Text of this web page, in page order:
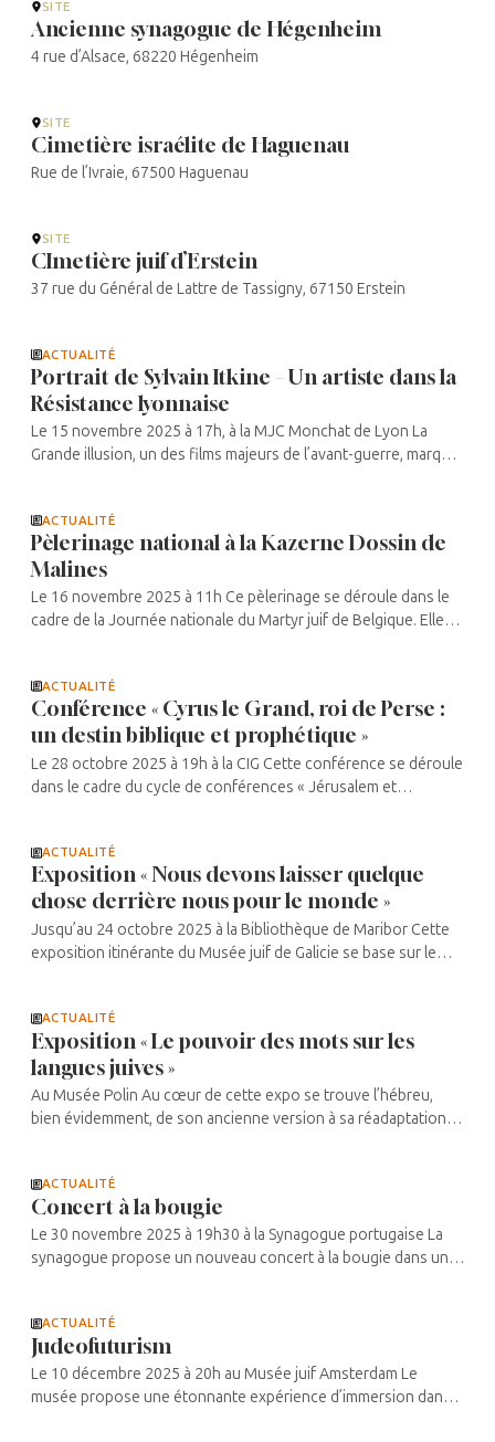
SITE
Ancienne synagogue de Hégenheim
4 rue d’Alsace, 68220 Hégenheim
SITE
Cimetière israélite de Haguenau
Rue de l’Ivraie, 67500 Haguenau
SITE
CImetière juif d’Erstein
37 rue du Général de Lattre de Tassigny, 67150 Erstein
ACTUALITÉ
Portrait de Sylvain Itkine – Un artiste dans la
Résistance lyonnaise
Le 15 novembre 2025 à 17h, à la MJC Monchat de Lyon La
Grande illusion, un des films majeurs de l’avant-guerre, marqua
ACTUALITÉ
Pèlerinage national à la Kazerne Dossin de
Malines
Le 16 novembre 2025 à 11h Ce pèlerinage se déroule dans le
cadre de la Journée nationale du Martyr juif de Belgique. Elle
ACTUALITÉ
Conférence « Cyrus le Grand, roi de Perse :
un destin biblique et prophétique »
Le 28 octobre 2025 à 19h à la CIG Cette conférence se déroule
dans le cadre du cycle de conférences « Jérusalem et
ACTUALITÉ
Exposition « Nous devons laisser quelque
chose derrière nous pour le monde »
Jusqu’au 24 octobre 2025 à la Bibliothèque de Maribor Cette
exposition itinérante du Musée juif de Galicie se base sur le
ACTUALITÉ
Exposition « Le pouvoir des mots sur les
langues juives »
Au Musée Polin Au cœur de cette expo se trouve l’hébreu,
bien évidemment, de son ancienne version à sa réadaptation
ACTUALITÉ
Concert à la bougie
Le 30 novembre 2025 à 19h30 à la Synagogue portugaise La
synagogue propose un nouveau concert à la bougie dans un
ACTUALITÉ
Judeofuturism
Le 10 décembre 2025 à 20h au Musée juif Amsterdam Le
musée propose une étonnante expérience d’immersion dans